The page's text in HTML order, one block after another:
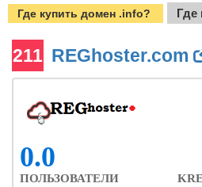
Где купить домен .info? Где
211 REGhoster.com
0.0
ПОЛЬЗОВАТЕЛИ